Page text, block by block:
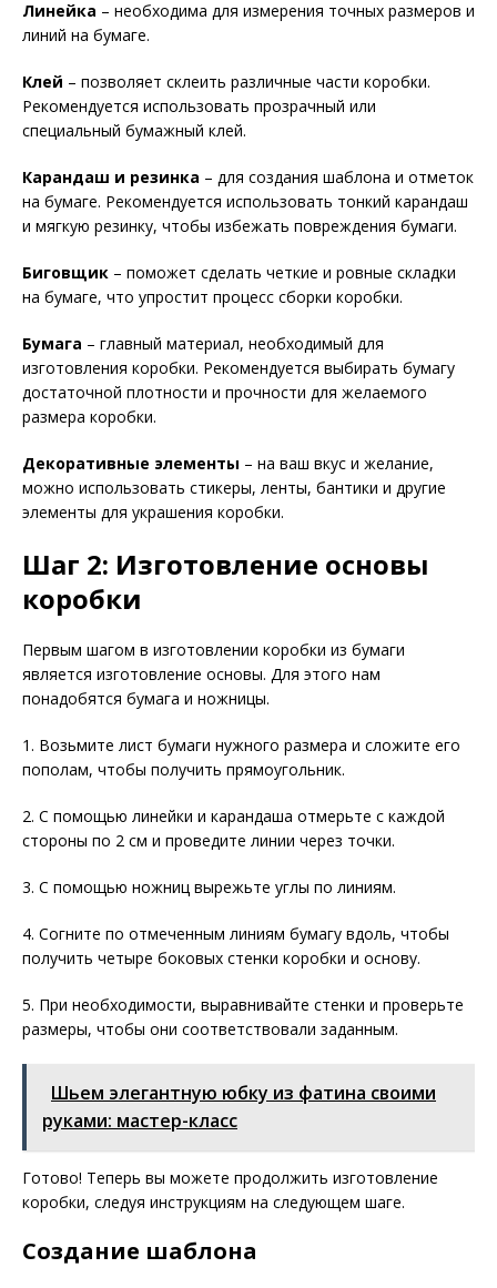
Линейка – необходима для измерения точных размеров и
линий на бумаге.
Клей – позволяет склеить различные части коробки.
Рекомендуется использовать прозрачный или
специальный бумажный клей.
Карандаш и резинка – для создания шаблона и отметок
на бумаге. Рекомендуется использовать тонкий карандаш
и мягкую резинку, чтобы избежать повреждения бумаги.
Биговщик – поможет сделать четкие и ровные складки
на бумаге, что упростит процесс сборки коробки.
Бумага – главный материал, необходимый для
изготовления коробки. Рекомендуется выбирать бумагу
достаточной плотности и прочности для желаемого
размера коробки.
Декоративные элементы – на ваш вкус и желание,
можно использовать стикеры, ленты, бантики и другие
элементы для украшения коробки.
Шаг 2: Изготовление основы
коробки
Первым шагом в изготовлении коробки из бумаги
является изготовление основы. Для этого нам
понадобятся бумага и ножницы.
1. Возьмите лист бумаги нужного размера и сложите его
пополам, чтобы получить прямоугольник.
2. С помощью линейки и карандаша отмерьте с каждой
стороны по 2 см и проведите линии через точки.
3. С помощью ножниц вырежьте углы по линиям.
4. Согните по отмеченным линиям бумагу вдоль, чтобы
получить четыре боковых стенки коробки и основу.
5. При необходимости, выравнивайте стенки и проверьте
размеры, чтобы они соответствовали заданным.
Шьем элегантную юбку из фатина своими
руками: мастер-класс
Готово! Теперь вы можете продолжить изготовление
коробки, следуя инструкциям на следующем шаге.
Создание шаблона